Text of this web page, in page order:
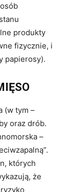
produkty
fizycznie, i
papierosy).
(w tym –
oraz drób.
–
których
że